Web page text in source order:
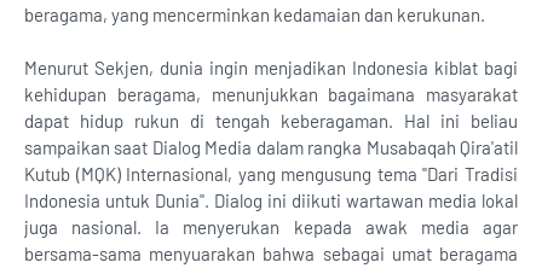
beragama, yang mencerminkan kedamaian dan kerukunan.
Menurut Sekjen, dunia ingin menjadikan Indonesia kiblat bagi
kehidupan beragama, menunjukkan bagaimana masyarakat
dapat hidup rukun di tengah keberagaman. Hal ini beliau
sampaikan saat Dialog Media dalam rangka Musabaqah Qira'atil
Kutub (MQK) Internasional, yang mengusung tema "Dari Tradisi
Indonesia untuk Dunia". Dialog ini diikuti wartawan media lokal
juga nasional. Ia menyerukan kepada awak media agar
bersama-sama menyuarakan bahwa sebagai umat beragama